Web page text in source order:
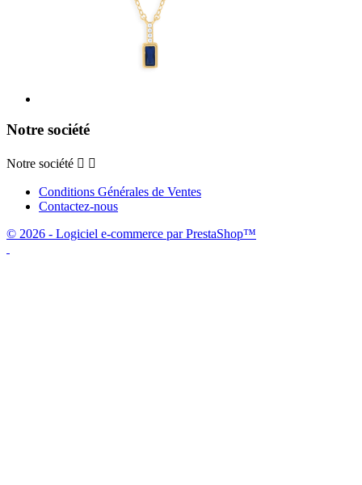
Notre société
Notre société  
Conditions Générales de Ventes
Contactez-nous
© 2026 - Logiciel e-commerce par PrestaShop™